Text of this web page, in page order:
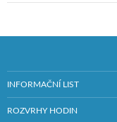
INFORMAČNÍ LIST
ROZVRHY HODIN